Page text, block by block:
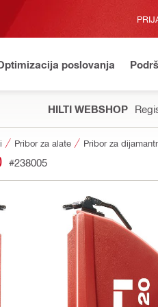
poslovanja
HILTI WEBSHOP
Pribor za alate Pribor za
#238005